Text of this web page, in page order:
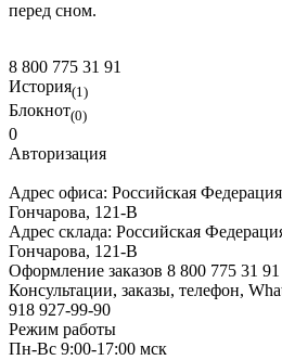
перед сном.
8 800 775 31 91
История(1)
Блокнот(0)
0
Авторизация
Адрес офиса: Российская
Гончарова, 121-В
Адрес склада: Российская
Гончарова, 121-В
Оформление заказов 8 800 775 31 91
Консультации, заказы, телефон,
918 927-99-90
Режим работы
Пн-Вс 9:00-17:00 мск